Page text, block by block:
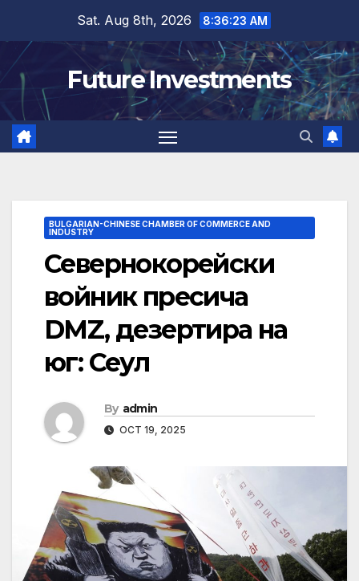
content
Sat. Aug 8th, 2026 8:36:24 AM
Future Investments
BULGARIAN-CHINESE CHAMBER OF COMMERCE AND
INDUSTRY
Севернокорейски
войник пресича
DMZ, дезертира на
юг: Сеул
By admin
OCT 19, 2025